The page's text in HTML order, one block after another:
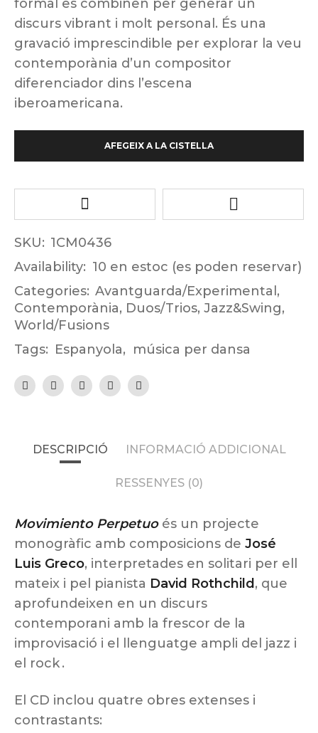
formal es combinen per generar un
discurs vibrant i molt personal. És una
gravació imprescindible per explorar la veu
contemporània d’un compositor
diferenciador dins l’escena
iberoamericana.
AFEGEIX A LA CISTELLA
SKU: 1CM0436
Availability: 10 en estoc (es poden reservar)
Categories: Avantguarda/Experimental,
Contemporània, Duos/Trios, Jazz&Swing,
World/Fusions
Tags: Espanyola, música per dansa
DESCRIPCIÓ INFORMACIÓ ADDICIONAL
RESSENYES (0)
Movimiento Perpetuoés un projecte
monogràfic amb composicions de José
Luis Greco, interpretades en solitari per ell
mateix i pel pianista David Rothchild, que
aprofundeixen en un discurs
contemporani amb la frescor de la
improvisació i el llenguatge ampli del jazz i
el rock .
El CD inclou quatre obres extenses i
contrastants: